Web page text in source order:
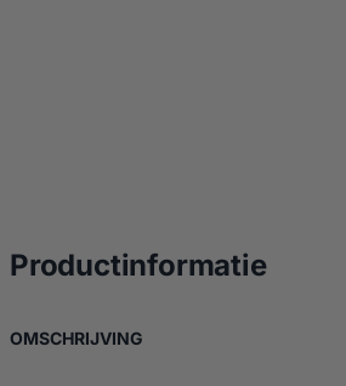
Productinformatieover
OMSCHRIJVING